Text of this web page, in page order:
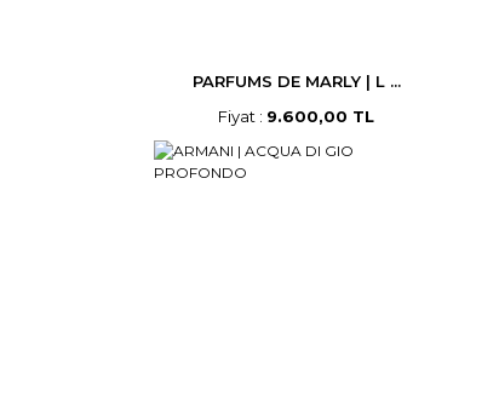
PARFUMS DE MARLY | L ...
Fiyat : 9.600,00 TL